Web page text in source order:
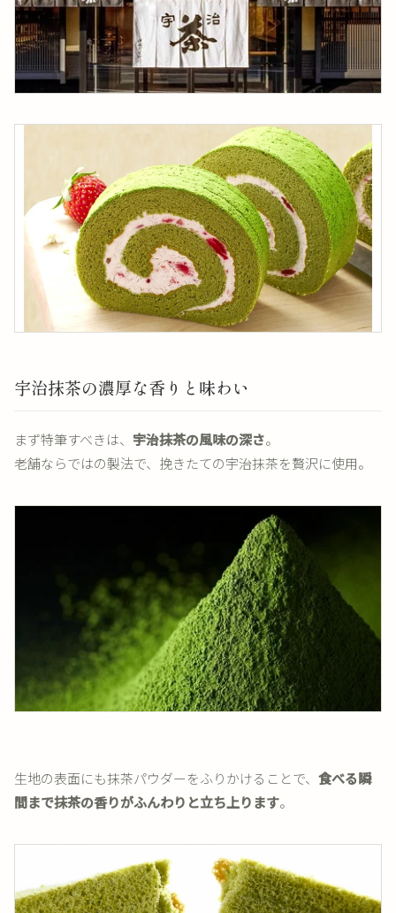
宇治抹茶の濃厚な香りと味わい
まず特筆すべきは、 宇治抹茶の風味の深さ。
老舗ならではの製法で、挽きたての宇治抹茶を贅沢に使用。
生地の表面にも抹茶パウダーをふりかけることで、 食べる瞬
間まで抹茶の香りがふんわりと立ち上ります。